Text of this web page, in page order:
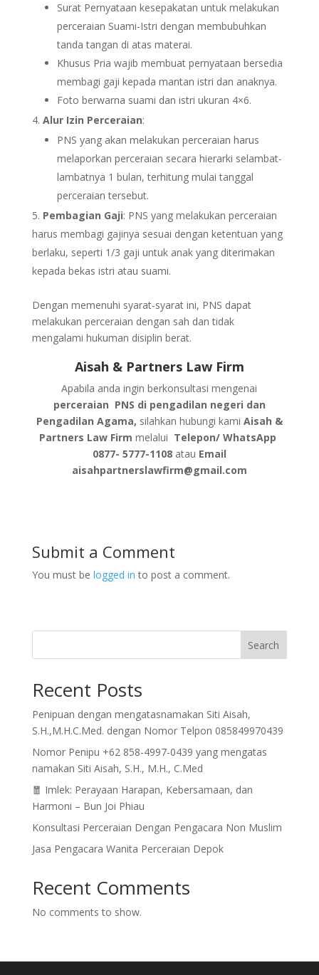
Surat Pernyataan kesepakatan untuk melakukan
perceraian Suami-Istri dengan membubuhkan
tanda tangan di atas materai.
Khusus Pria wajib membuat pernyataan bersedia
membagi gaji kepada mantan istri dan anaknya.
Foto berwarna suami dan istri ukuran 4×6.
Alur Izin Perceraian:
PNS yang akan melakukan perceraian harus
melaporkan perceraian secara hierarki selambat-
lambatnya 1 bulan, terhitung mulai tanggal
perceraian tersebut.
Pembagian Gaji: PNS yang melakukan perceraian
harus membagi gajinya sesuai dengan ketentuan yang
berlaku, seperti 1/3 gaji untuk anak yang diterimakan
kepada bekas istri atau suami.
Dengan memenuhi syarat-syarat ini, PNS dapat
melakukan perceraian dengan sah dan tidak
mengalami hukuman disiplin berat.
Aisah & Partners Law Firm
Apabila anda ingin berkonsultasi mengenai
perceraian PNS di pengadilan negeri dan
Pengadilan Agama, silahkan hubungi kami Aisah &
Partners Law Firm melalui Telepon/ WhatsApp
0877- 5777-1108atau Email
aisahpartnerslawfirm@gmail.com
Submit a Comment
You must be logged in to post a comment.
Search
Recent Posts
Penipuan dengan mengatasnamakan Siti Aisah,
S.H.,M.H.C.Med. dengan Nomor Telpon 085849970439
Nomor Penipu +62 858-4997-0439 yang mengatas
namakan Siti Aisah, S.H., M.H., C.Med
🧧 Imlek: Perayaan Harapan, Kebersamaan, dan
Harmoni – Bun Joi Phiau
Konsultasi Perceraian Dengan Pengacara Non Muslim
Jasa Pengacara Wanita Perceraian Depok
Recent Comments
No comments to show.